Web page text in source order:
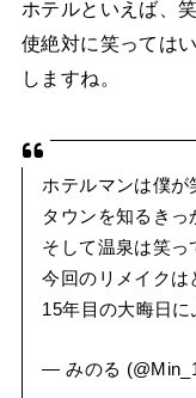
ホテルといえば、
使絶対に笑っては
しますね。
ホテルマンは僕が
タウンを知るき
そして温泉は笑
今回のリメイクは
15年目の大晦日
— みのる